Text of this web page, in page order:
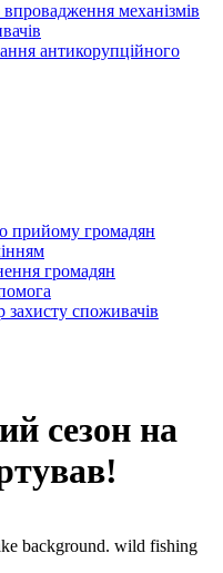
механізмів
антикорупційного
прийому громадян
громадян
споживачів
сезон на